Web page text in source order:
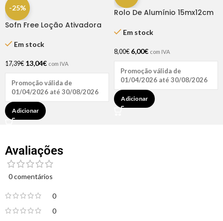
-25%
Sofn Free Loção Ativadora
Em stock
17,39€ 13,04€ com IVA
Promoção válida de
01/04/2026 até 30/08/2026
Adicionar
Rolo De Alumínio 15mx12cm
Em stock
8,00€ 6,00€ com IVA
Promoção válida de
01/04/2026 até 30/08/2026
Adicionar
Avaliações
0 comentários
0
0